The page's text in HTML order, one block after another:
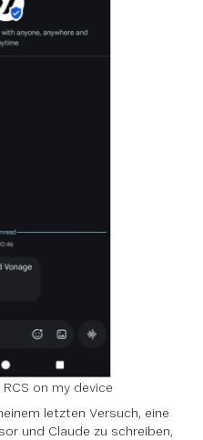
on my device
letzten Versuch, eine
und Claude zu schreiben,